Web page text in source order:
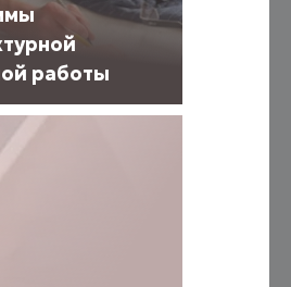
работы